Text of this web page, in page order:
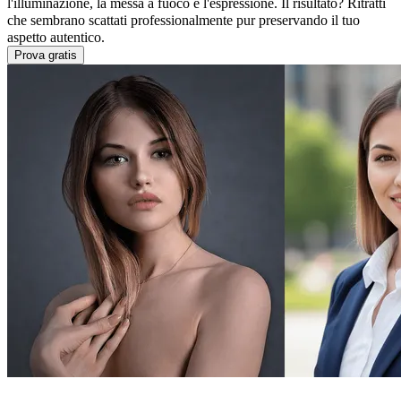
l'illuminazione, la messa a fuoco e l'espressione. Il risultato? Ritratti
che sembrano scattati professionalmente pur preservando il tuo
aspetto autentico.
Prova gratis